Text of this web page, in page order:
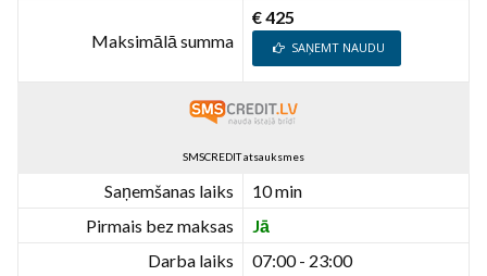
Maksimālā summa
€ 425
SAŅEMT NAUDU
SMSCREDIT atsauksmes
Saņemšanas laiks
10 min
Pirmais bez maksas
Jā
Darba laiks
07:00 - 23:00